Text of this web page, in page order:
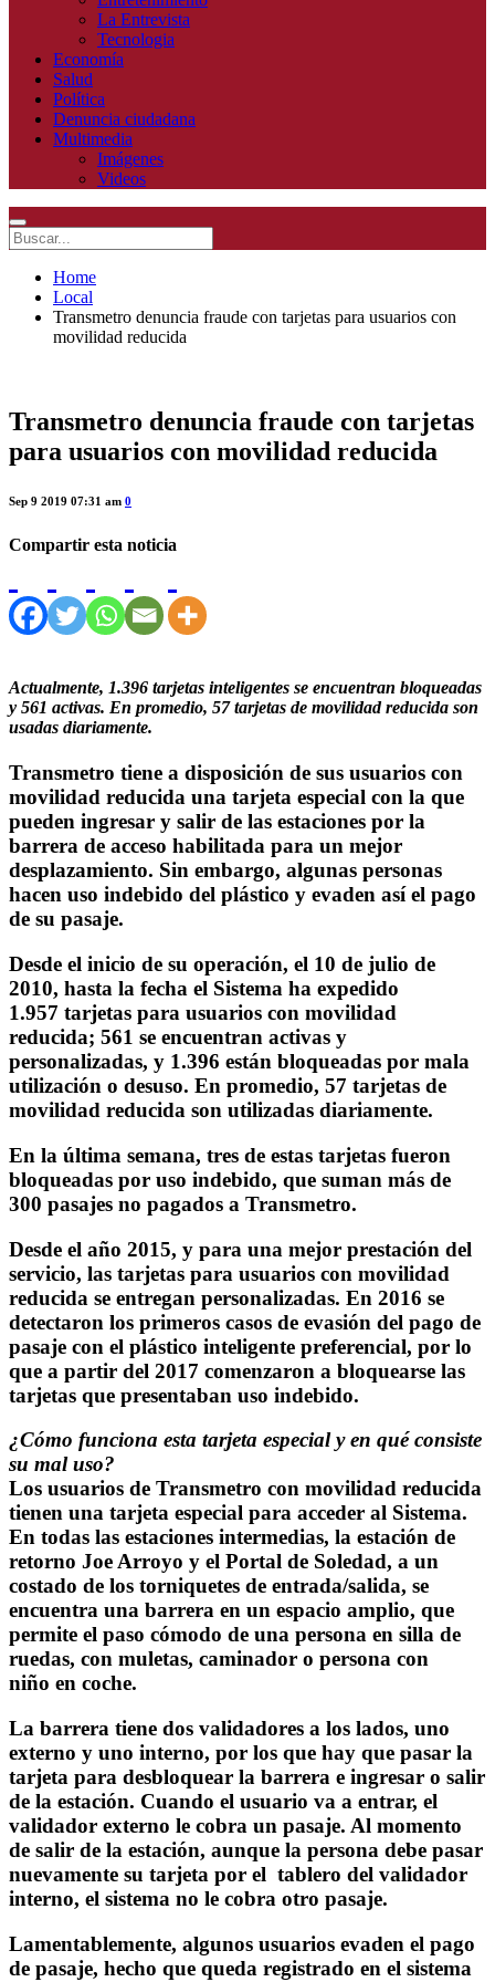
La Entrevista
Tecnologia
Economía
Salud
Política
Denuncia ciudadana
Multimedia
Imágenes
Videos
Home
Local
Transmetro denuncia fraude con tarjetas para usuarios con
movilidad reducida
Transmetro denuncia fraude con tarjetas
para usuarios con movilidad reducida
Sep 9 2019 07:31 am 0
Compartir esta noticia
Actualmente, 1.396 tarjetas inteligentes se encuentran bloqueadas
y 561 activas. En promedio, 57 tarjetas de movilidad reducida son
usadas diariamente.
Transmetro tiene a disposición de sus usuarios con
movilidad reducida una tarjeta especial con la que
pueden ingresar y salir de las estaciones por la
barrera de acceso habilitada para un mejor
desplazamiento. Sin embargo, algunas personas
hacen uso indebido del plástico y evaden así el pago
de su pasaje.
Desde el inicio de su operación, el 10 de julio de
2010, hasta la fecha el Sistema ha expedido
1.957 tarjetas para usuarios con movilidad
reducida; 561 se encuentran activas y
personalizadas, y 1.396 están bloqueadas por mala
utilización o desuso. En promedio, 57 tarjetas de
movilidad reducida son utilizadas diariamente.
En la última semana, tres de estas tarjetas fueron
bloqueadas por uso indebido, que suman más de
300 pasajes no pagados a Transmetro.
Desde el año 2015, y para una mejor prestación del
servicio, las tarjetas para usuarios con movilidad
reducida se entregan personalizadas. En 2016 se
detectaron los primeros casos de evasión del pago de
pasaje con el plástico inteligente preferencial, por lo
que a partir del 2017 comenzaron a bloquearse las
tarjetas que presentaban uso indebido.
¿Cómo funciona esta tarjeta especial y en qué consiste
su mal uso?
Los usuarios de Transmetro con movilidad reducida
tienen una tarjeta especial para acceder al Sistema.
En todas las estaciones intermedias, la estación de
retorno Joe Arroyo y el Portal de Soledad, a un
costado de los torniquetes de entrada/salida, se
encuentra una barrera en un espacio amplio, que
permite el paso cómodo de una persona en silla de
ruedas, con muletas, caminador o persona con
niño en coche.
La barrera tiene dos validadores a los lados, uno
externo y uno interno, por los que hay que pasar la
tarjeta para desbloquear la barrera e ingresar o salir
de la estación. Cuando el usuario va a entrar, el
validador externo le cobra un pasaje. Al momento
de salir de la estación, aunque la persona debe pasar
nuevamente su tarjeta por el tablero del validador
interno, el sistema no le cobra otro pasaje.
Lamentablemente, algunos usuarios evaden el pago
de pasaje, hecho que queda registrado en el sistema